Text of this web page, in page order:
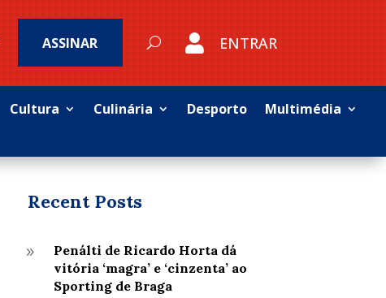
ASSINAR  ENTRAR
Cultura Culinária Desporto
Multimédia
Recent Posts
9
Penálti de Ricardo Horta dá
vitória ‘magra’ e ‘cinzenta’ ao
Sporting de Braga